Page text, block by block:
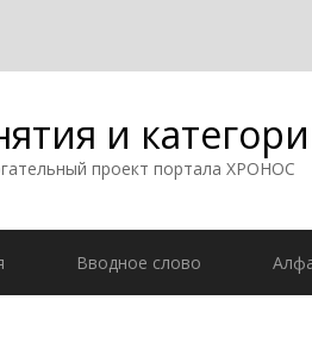
и
проект портала ХРОНОС
Вводное слово